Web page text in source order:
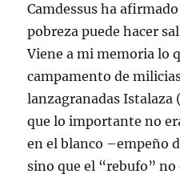
Camdessus ha
pobreza puede hacer
Viene a mi memoria lo
campamento de
lanzagranadas Istalaza
que lo importante no
en el blanco –empeño
sino que el “rebufo” no